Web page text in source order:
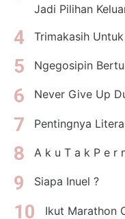
Jadi Pilihan
Trimakasih
Ngegosipin
Never Give Up
Pentingnya
A k u T a k P e r
Siapa Inuel ?
Ikut Marathon